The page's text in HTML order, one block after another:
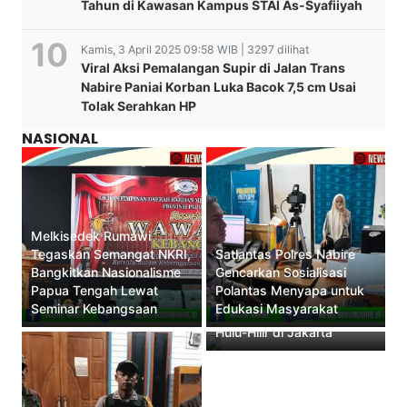
Tahun di Kawasan Kampus STAI As-Syafiiyah
Kamis, 3 April 2025 09:58 WIB | 3297 dilihat
Viral Aksi Pemalangan Supir di Jalan Trans
Nabire Paniai Korban Luka Bacok 7,5 cm Usai
Tolak Serahkan HP
NASIONAL
Melkisedek Rumawi
Tegaskan Semangat NKRI,
Bangkitkan Nasionalisme
Papua Tengah Lewat
Seminar Kebangsaan
Satlantas Polres Nabire
Gencarkan Sosialisasi
Polantas Menyapa untuk
Edukasi Masyarakat
Gubernur Papua Tengah
Paparkan Strategi Emas
Hulu-Hilir di Jakarta